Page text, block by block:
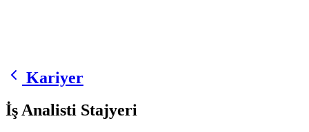
Kariyer
İş Analisti Stajyeri